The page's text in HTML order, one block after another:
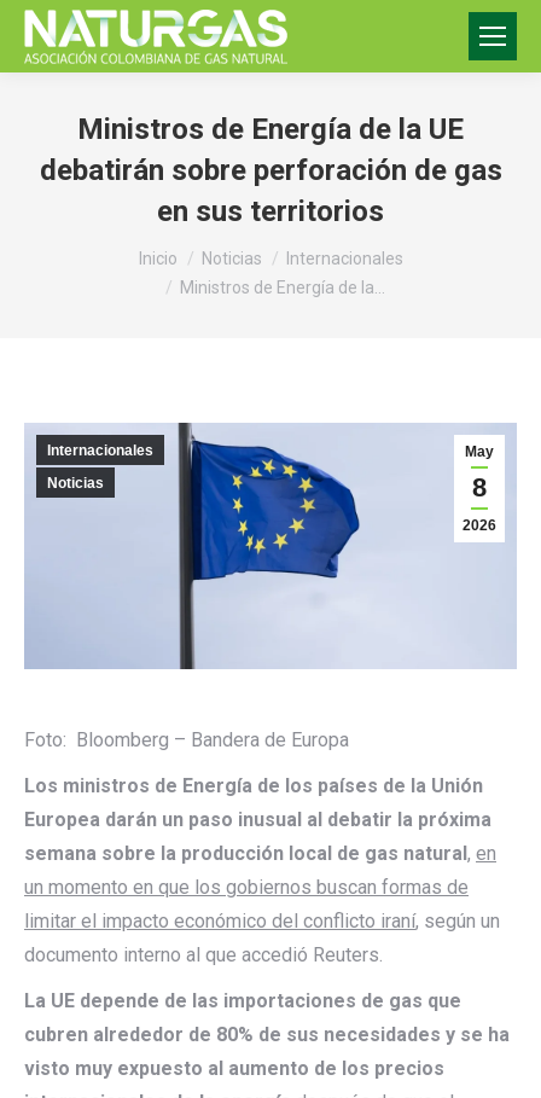
Ministros de Energía de la UE
debatirán sobre perforación de gas
en sus territorios
Inicio Noticias
Internacionales
Ministros de Energía de la…
May
8
2026
Internacionales
Noticias
Foto: Bloomberg – Bandera de Europa
Los ministros de Energía de los países de la Unión
Europea darán un paso inusual al debatir la próxima
semana sobre la producción local de gas natural, en
un momento en que los gobiernos buscan formas de
limitar el impacto económico del conflicto iraní, según un
documento interno al que accedió Reuters.
La UE depende de las importaciones de gas que
cubren alrededor de 80% de sus necesidades y se ha
visto muy expuesto al aumento de los precios